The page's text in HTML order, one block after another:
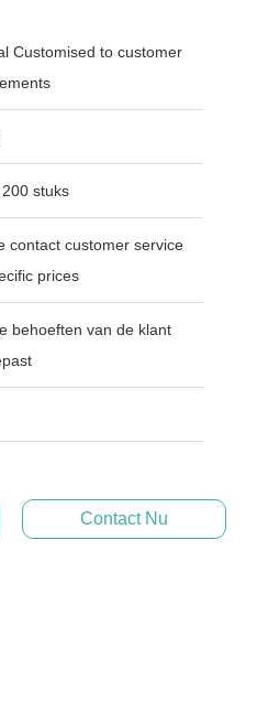
stuks
contact customer service
prices
behoeften van de klant
Contact Nu